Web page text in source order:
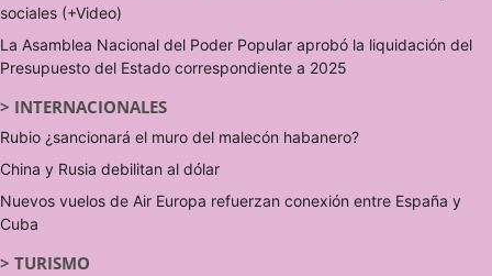
sociales (+Video)
La Asamblea Nacional del Poder Popular aprobó la liquidación del
Presupuesto del Estado correspondiente a 2025
> INTERNACIONALES
Rubio ¿sancionará el muro del malecón habanero?
China y Rusia debilitan al dólar
Nuevos vuelos de Air Europa refuerzan conexión entre España y
Cuba
> TURISMO